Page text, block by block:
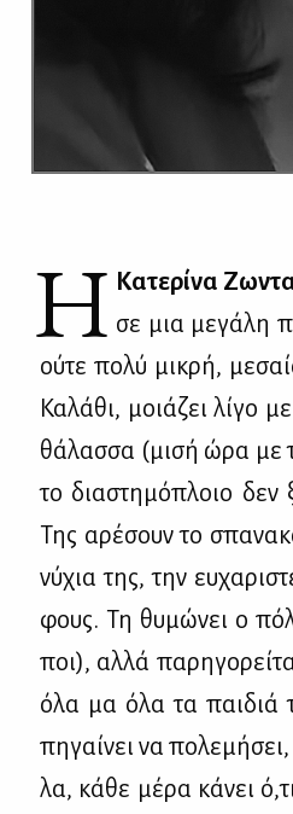
Η Κα­τε­ρί­να
σε μια με­γά­λη
ού­τε πο­λύ μι­κρή,
Κα­λά­θι, μοιά­ζει λί­γο
θά­λασ­σα (μι­σή ώρα με
το δια­στη­μό­πλοιο δεν
Της αρέ­σουν το
νύ­χια της, την
φους. Τη θυ­μώ­νει ο
ποι), αλ­λά
όλα μα όλα τα παι­διά
πη­γαί­νει να
λα, κά­θε μέ­ρα κά­νει